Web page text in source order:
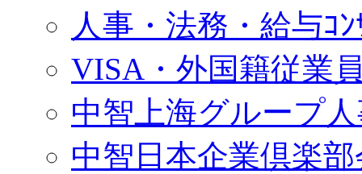
人事・法務・給与ｺﾝ
VISA・外国籍従業
中智上海グループ
中智日本企業倶楽